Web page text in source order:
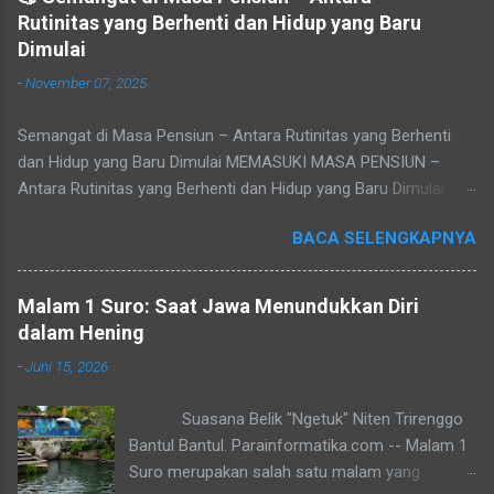
Rutinitas yang Berhenti dan Hidup yang Baru
Dimulai
-November 07, 2025
Semangat di Masa Pensiun – Antara Rutinitas yang Berhenti
dan Hidup yang Baru Dimulai MEMASUKI MASA PENSIUN –
Antara Rutinitas yang Berhenti dan Hidup yang Baru Dimulai
datang setelah rutinitas berakhir, dan peluang baru untuk
menemukan jati diri. Tidak ada yang bisa menghindari waktu.
Cepat atau lambat, setiap pegawai akan tiba pada masa yang
disebut pensiun — masa di mana rutinitas berhenti, namun
hidup sejatinya baru dimulai. Baca juga: Jasa Pembuatan
Website sederhana untuk Pemula Masa purna tugas seringkali
Pensiun datang seiring pertambahan usia, dan jauh-jauh hari
sebenarnya setiap orang sudah tahu kapan waktunya tiba.
Pensiun atau purna tugas adalah tahap akhir dari perjalanan
BACA SELENGKAPNYA
Malam 1 Suro: Saat Jawa Menundukkan Diri
dalam Hening
-Juni 15, 2026
Suasana Belik "Ngetuk" Niten Trirenggo
Bantul Bantul. Parainformatika.com -- Malam 1
Suro merupakan salah satu malam yang